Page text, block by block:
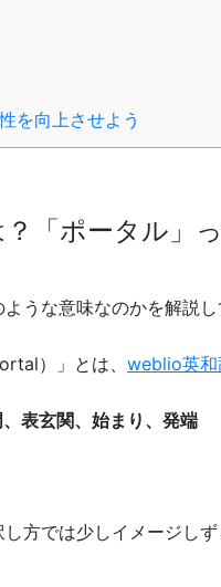
を向上させよう
「ポータル」
うな意味なのかを解説し
）」とは、 weblio英和
表玄関、始まり、発端
し方では少しイメージし